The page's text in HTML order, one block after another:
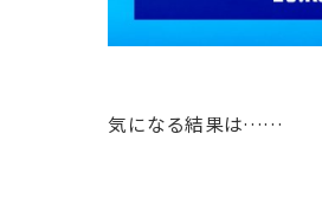
気になる結果は……